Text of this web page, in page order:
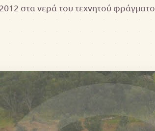
στα νερά του τεχνητού